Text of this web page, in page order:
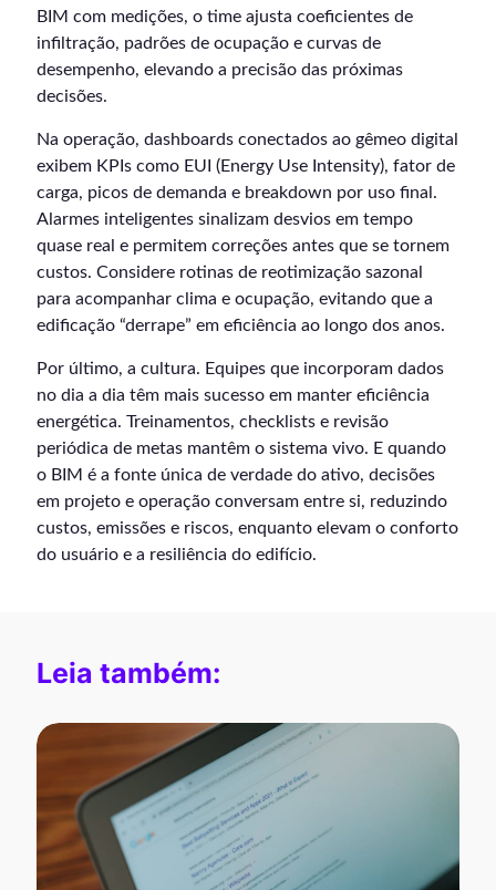
BIM com medições, o time ajusta coeficientes de
infiltração, padrões de ocupação e curvas de
desempenho, elevando a precisão das próximas
decisões.
Na operação, dashboards conectados ao gêmeo digital
exibem KPIs como EUI (Energy Use Intensity), fator de
carga, picos de demanda e breakdown por uso final.
Alarmes inteligentes sinalizam desvios em tempo
quase real e permitem correções antes que se tornem
custos. Considere rotinas de reotimização sazonal
para acompanhar clima e ocupação, evitando que a
edificação “derrape” em eficiência ao longo dos anos.
Por último, a cultura. Equipes que incorporam dados
no dia a dia têm mais sucesso em manter eficiência
energética. Treinamentos, checklists e revisão
periódica de metas mantêm o sistema vivo. E quando
o BIM é a fonte única de verdade do ativo, decisões
em projeto e operação conversam entre si, reduzindo
custos, emissões e riscos, enquanto elevam o conforto
do usuário e a resiliência do edifício.
Leia também: